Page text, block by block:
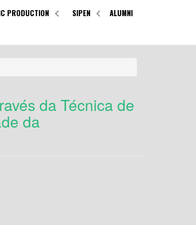
PRODUCTION SIPEN ALUMNI
da Técnica de
da